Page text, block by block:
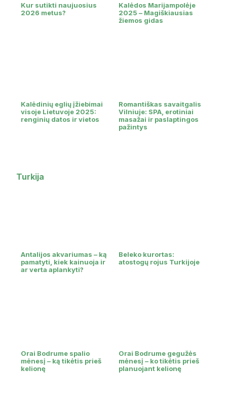
Kur sutikti naujuosius
2026 metus?
Kalėdos Marijampolėje
2025 – Magiškiausias
žiemos gidas
Kalėdinių eglių įžiebimai
visoje Lietuvoje 2025:
renginių datos ir vietos
Romantiškas savaitgalis
Vilniuje: SPA, erotiniai
masažai ir paslaptingos
pažintys
Turkija
Antalijos akvariumas – ką
pamatyti, kiek kainuoja ir
ar verta aplankyti?
Beleko kurortas:
atostogų rojus Turkijoje
Orai Bodrume spalio
mėnesį – ką tikėtis prieš
kelionę
Orai Bodrume gegužės
mėnesį – ko tikėtis prieš
planuojant kelionę